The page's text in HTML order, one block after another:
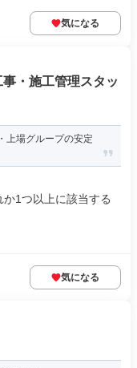
気になる
・施工管理スタッ
上場グループの安定
1つ以上に該当する
気になる